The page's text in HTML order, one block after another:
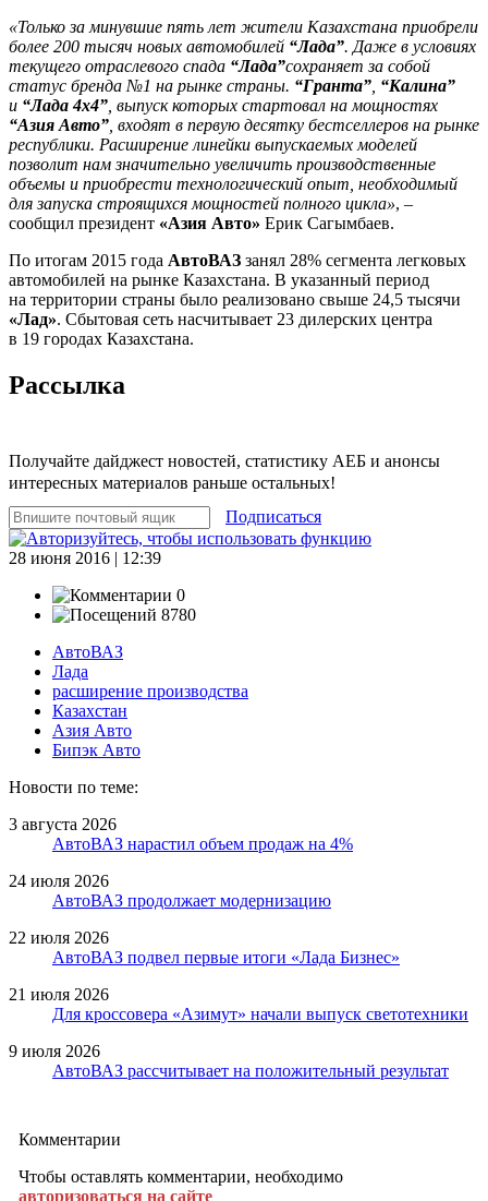
«Только за минувшие пять лет жители Казахстана приобрели
более 200 тысяч новых автомобилей “Лада”. Даже в условиях
текущего отраслевого спада “Лада”сохраняет за собой
статус бренда №1 на рынке страны. “Гранта” “Калина”
и “Лада 4х4” , выпуск которых стартовал на мощностях
“Азия Авто” , входят в первую десятку бестселлеров на рынке
республики. Расширение линейки выпускаемых моделей
позволит нам значительно увеличить производственные
объемы и приобрести технологический опыт, необходимый
для запуска строящихся мощностей полного цикла», –
сообщил президент «Азия Авто» Ерик Сагымбаев.
По итогам 2015 года АвтоВАЗ занял 28% сегмента легковых
автомобилей на рынке Казахстана. В указанный период
на территории страны было реализовано свыше 24,5 тысячи
«Лад». Сбытовая сеть насчитывает 23 дилерских центра
в 19 городах Казахстана.
Рассылка
Получайте дайджест новостей, статистику АЕБ и анонсы
интересных материалов раньше остальных!
Подписаться
28 июня 2016 | 12:39
0
8780
АвтоВАЗ
Лада
расширение производства
Казахстан
Азия Авто
Бипэк Авто
Новости по теме:
3 августа 2026
АвтоВАЗ нарастил объем продаж на 4%
24 июля 2026
АвтоВАЗ продолжает модернизацию
22 июля 2026
АвтоВАЗ подвел первые итоги «Лада Бизнес»
21 июля 2026
Для кроссовера «Азимут» начали выпуск светотехники
9 июля 2026
АвтоВАЗ рассчитывает на положительный результат
Комментарии
Чтобы оставлять комментарии, необходимо
авторизоваться на сайте